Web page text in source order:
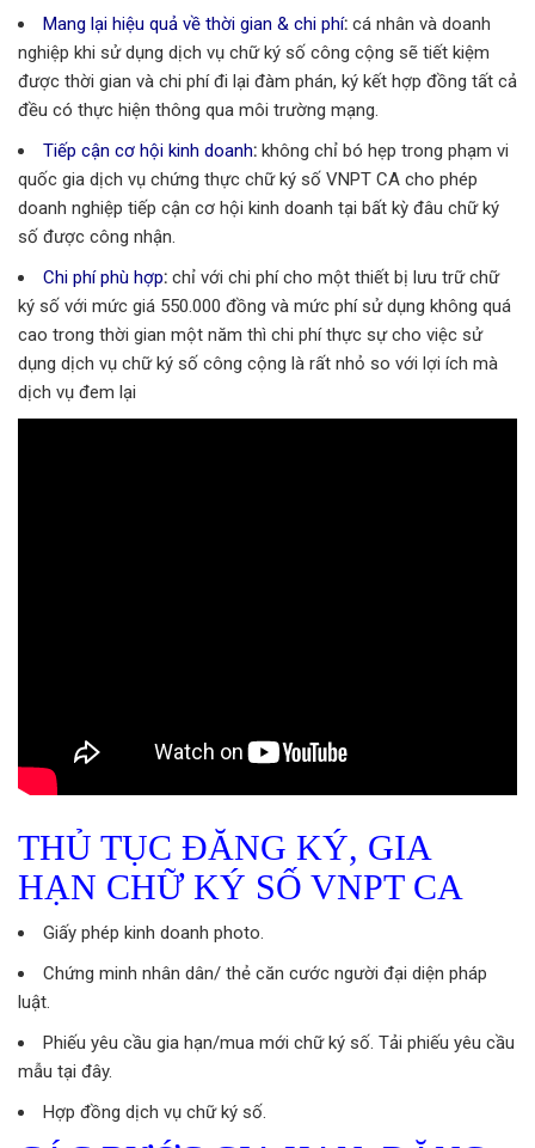
Mang lại hiệu quả về thời gian & chi phí: cá nhân và doanh
nghiệp khi sử dụng dịch vụ chữ ký số công cộng sẽ tiết kiệm
được thời gian và chi phí đi lại đàm phán, ký kết hợp đồng tất cả
đều có thực hiện thông qua môi trường mạng.
Tiếp cận cơ hội kinh doanh: không chỉ bó hẹp trong phạm vi
quốc gia dịch vụ chứng thực chữ ký số VNPT CA cho phép
doanh nghiệp tiếp cận cơ hội kinh doanh tại bất kỳ đâu chữ ký
số được công nhận.
Chi phí phù hợp: chỉ với chi phí cho một thiết bị lưu trữ chữ
ký số với mức giá 550.000 đồng và mức phí sử dụng không quá
cao trong thời gian một năm thì chi phí thực sự cho việc sử
dụng dịch vụ chữ ký số công cộng là rất nhỏ so với lợi ích mà
dịch vụ đem lại
THỦ TỤC ĐĂNG KÝ, GIA
HẠN CHỮ KÝ SỐ VNPT CA
Giấy phép kinh doanh photo.
Chứng minh nhân dân/ thẻ căn cước người đại diện pháp
luật.
Phiếu yêu cầu gia hạn/mua mới chữ ký số. Tải phiếu yêu cầu
mẫu tại đây.
Hợp đồng dịch vụ chữ ký số.